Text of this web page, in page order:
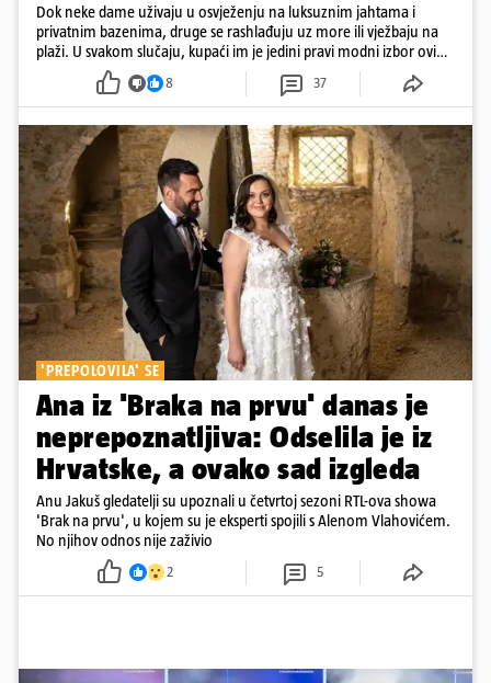
Dok neke dame uživaju u osvježenju na luksuznim jahtama i
privatnim bazenima, druge se rashlađuju uz more ili vježbaju na
plaži. U svakom slučaju, kupaći im je jedini pravi modni izbor ovih
8 37
'PREPOLOVILA' SE
Ana iz 'Braka na prvu' danas je
neprepoznatljiva: Odselila je iz
Hrvatske, a ovako sad izgleda
Anu Jakuš gledatelji su upoznali u četvrtoj sezoni RTL-ova showa
'Brak na prvu', u kojem su je eksperti spojili s Alenom Vlahovićem.
No njihov odnos nije zaživio
2 5